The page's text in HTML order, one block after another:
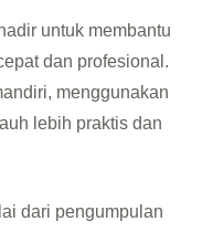
untuk membantu
dan profesional.
menggunakan
lebih praktis dan
dari pengumpulan